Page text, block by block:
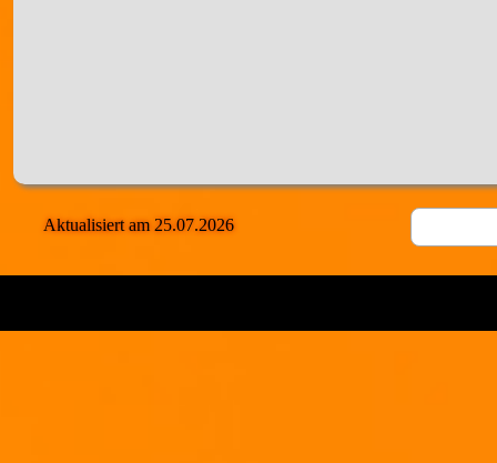
Aktualisiert am 25.07.2026